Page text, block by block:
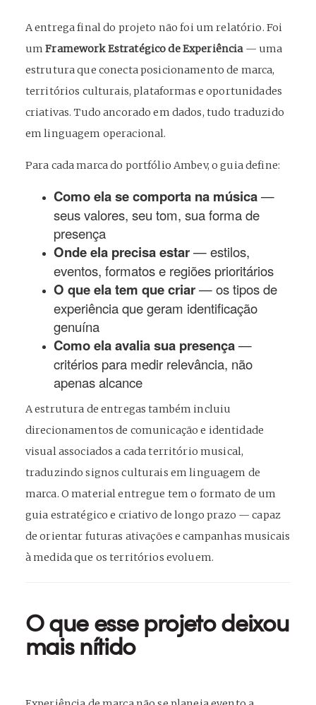
A entrega final do projeto não foi um relatório. Foi
umFramework Estratégico de Experiência— uma
estrutura que conecta posicionamento de marca,
territórios culturais, plataformas e oportunidades
criativas. Tudo ancorado em dados, tudo traduzido
em linguagem operacional.
Para cada marca do portfólio Ambev, o guia define:
Como ela se comporta na música—
seus valores, seu tom, sua forma de
presença
Onde ela precisa estar— estilos,
eventos, formatos e regiões prioritários
O que ela tem que criar— os tipos de
experiência que geram identificação
genuína
Como ela avalia sua presença—
critérios para medir relevância, não
apenas alcance
A estrutura de entregas também incluiu
direcionamentos de comunicação e identidade
visual associados a cada território musical,
traduzindo signos culturais em linguagem de
marca. O material entregue tem o formato de um
guia estratégico e criativo de longo prazo — capaz
de orientar futuras ativações e campanhas musicais
à medida que os territórios evoluem.
O que esse projeto deixou
mais nítido